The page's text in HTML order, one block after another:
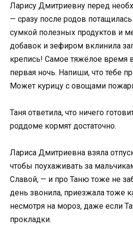
Ларису Дмитриевну перед
— сразу после родов потащилась
сумкой полезных продуктов и
добавок и зефиром вклинила
крепись! Самое тяжёлое время
первая ночь. Напиши, что тебе
Может курицу с овощами
Таня ответила, что ничего
роддоме кормят достаточно.
Лариса Дмитриевна взяла
чтобы поухаживать за
Славой, — и про Таню тоже не
день звонила, приезжала тоже
несмотря на мороз, даже если
прокладки.